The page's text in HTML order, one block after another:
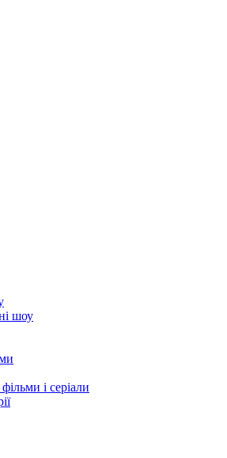
шоу
і серіали